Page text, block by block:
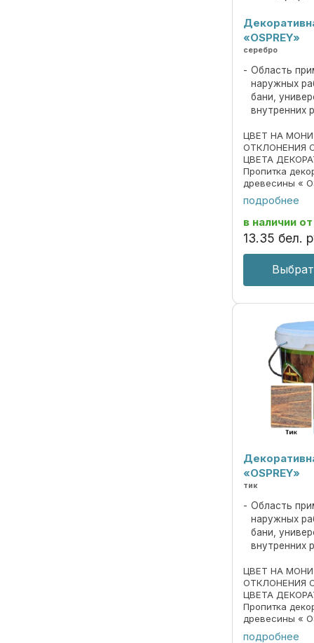
«OSPREY»
серебро
Область
наружных
бани,
внутренних
ЦВЕТ НА
ОТКЛОНЕНИЯ
ЦВЕТА
Пропитка
древесины «
Пропитка
декоративной
подробнее
в наличии от
13.35 бел.
«OSPREY»
тик
Область
наружных
бани,
внутренних
ЦВЕТ НА
ОТКЛОНЕНИЯ
ЦВЕТА
Пропитка
древесины «
подробнее